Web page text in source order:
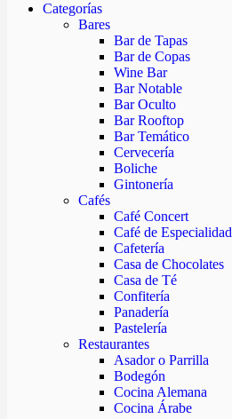
Categorías
Bares
Bar de Tapas
Bar de Copas
Wine Bar
Bar Notable
Bar Oculto
Bar Rooftop
Bar Temático
Cervecería
Boliche
Gintonería
Cafés
Café Concert
Café de Especialidad
Cafetería
Casa de Chocolates
Casa de Té
Confitería
Panadería
Pastelería
Restaurantes
Asador o Parrilla
Bodegón
Cocina Alemana
Cocina Árabe